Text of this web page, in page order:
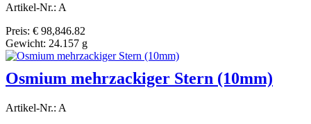
Artikel-Nr.: A
Preis: € 98,846.82
Gewicht: 24.157 g
Osmium mehrzackiger Stern (10mm)
Artikel-Nr.: A